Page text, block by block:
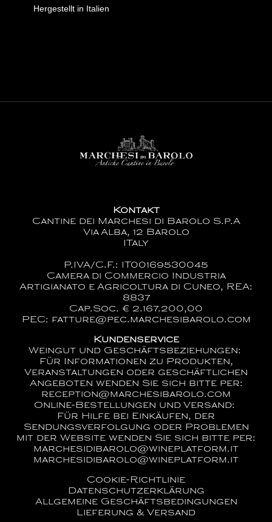
Hergestellt in Italien
Kontakt
Cantine dei Marchesi di Barolo S.p.A
Via Alba, 12 Barolo
ITaly
P.IVA/C.F.: IT00169530045
Camera di Commercio Industria
Artigianato e Agricoltura di Cuneo, REA:
8837
Cap.Soc. € 2.167.200,00
PEC: fatture@pec.marchesibarolo.com
Kundenservice
Weingut und Geschäftsbeziehungen:
Für Informationen zu Produkten,
Veranstaltungen oder geschäftlichen
Angeboten wenden Sie sich bitte per:
reception@marchesibarolo.com
Online-Bestellungen und Versand:
Für Hilfe bei Einkäufen, der
Sendungsverfolgung oder Problemen
mit der Website wenden Sie sich bitte per:
marchesidibarolo@wineplatform.it
marchesidibarolo@wineplatform.it
Cookie-Richtlinie
Datenschutzerklärung
Allgemeine Geschäftsbedingungen
Lieferung & Versand